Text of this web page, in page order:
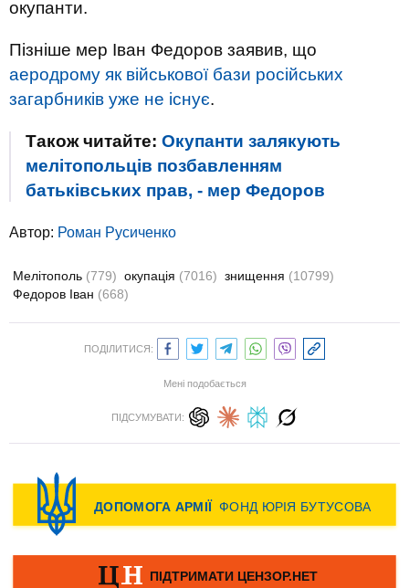
окупанти.
Пізніше мер Іван Федоров заявив, що
аеродрому як військової бази російських
загарбників уже не існує.
Також читайте: Окупанти залякують
мелітопольців позбавленням
батьківських прав, - мер Федоров
Автор: Роман Русиченко
Мелітополь (779) окупація (7016) знищення (10799)
Федоров Іван (668)
ПОДІЛИТИСЯ:
Мені подобається
ПІДСУМУВАТИ: